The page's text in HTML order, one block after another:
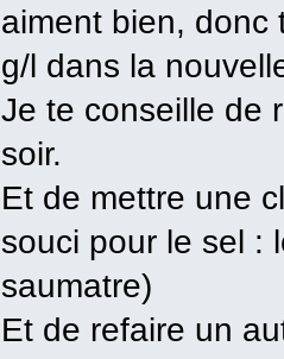
aiment bien, donc
g/l dans la
Je te conseille de
soir.
Et de mettre une
souci pour le sel :
saumatre)
Et de refaire un